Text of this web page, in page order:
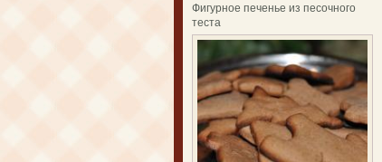
Фигурное печенье из песочного
теста